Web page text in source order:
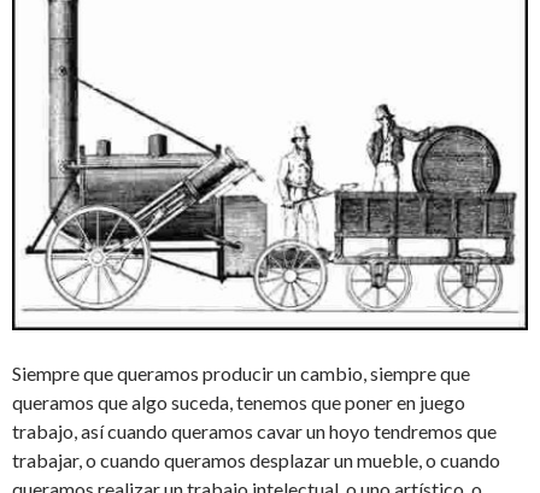
Siempre que queramos producir un cambio, siempre que
queramos que algo suceda, tenemos que poner en juego
trabajo, así cuando queramos cavar un hoyo tendremos que
trabajar, o cuando queramos desplazar un mueble, o cuando
queramos realizar un trabajo intelectual, o uno artístico, o